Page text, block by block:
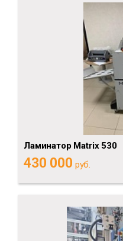
Ламинатор Matrix 530
430 000 руб.